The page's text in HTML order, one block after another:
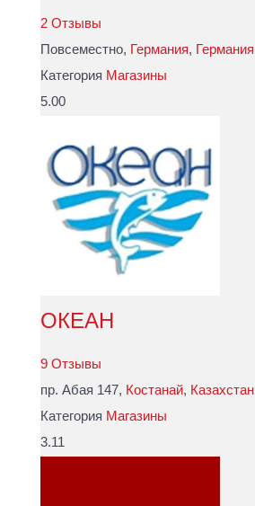
2 Отзывы
Повсеместно, Германия, Германия
Категория Магазины
5.00
ОКЕАН
9 Отзывы
пр. Абая 147, Костанай, Казахстан
Категория Магазины
3.11